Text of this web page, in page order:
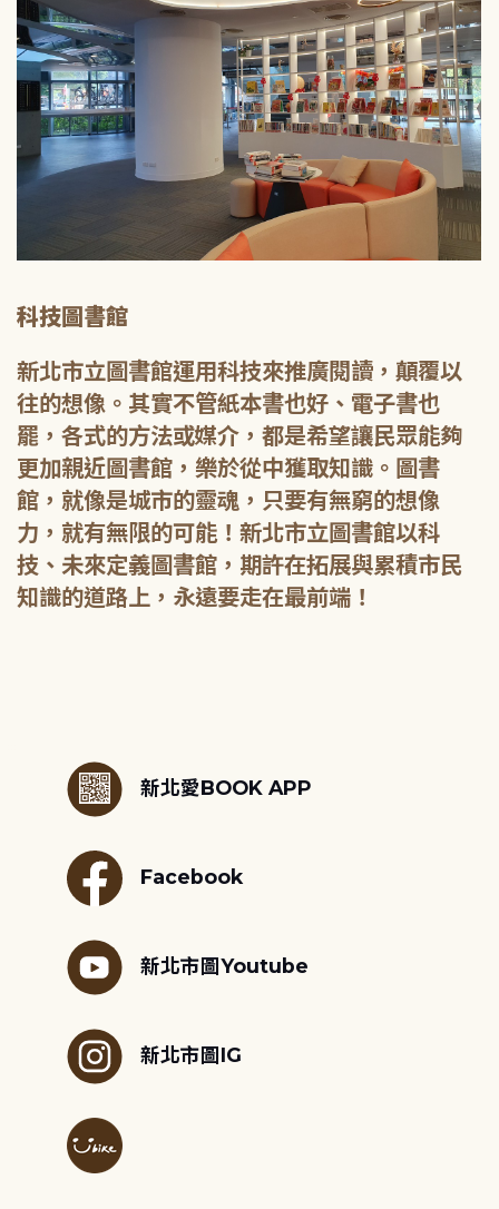
科技圖書館
新北市立圖書館運用科技來推廣閱讀，顛覆以
往的想像。其實不管紙本書也好、電子書也
罷，各式的方法或媒介，都是希望讓民眾能夠
更加親近圖書館，樂於從中獲取知識。圖書
館，就像是城市的靈魂，只要有無窮的想像
力，就有無限的可能！新北市立圖書館以科
技、未來定義圖書館，期許在拓展與累積市民
知識的道路上，永遠要走在最前端！
新北愛BOOK APP
Facebook
新北市圖Youtube
新北市圖IG